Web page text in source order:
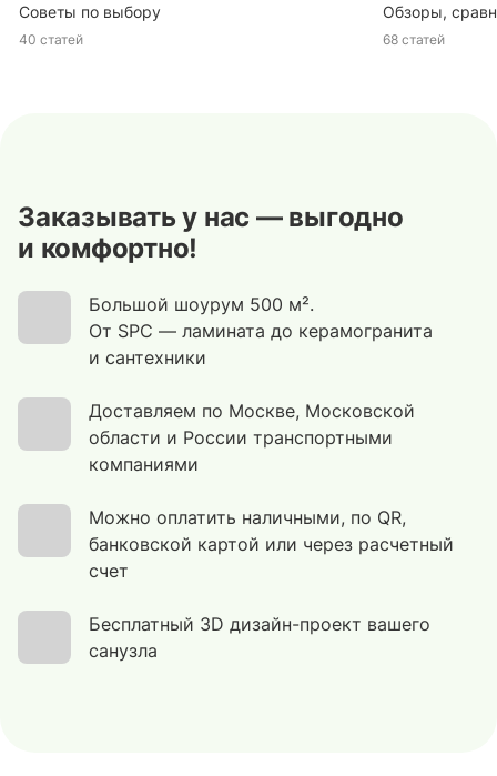
Советы по выбору
40 статей
Обзоры,
68 статей
Заказывать у нас — выгодно
и комфортно!
Большой шоурум 500 м².
От SPC — ламината до керамогранита
и сантехники
Доставляем по Москве, Московской
области и России транспортными
компаниями
Можно оплатить наличными, по QR,
банковской картой или через расчетный
счет
Бесплатный 3D дизайн-проект вашего
санузла